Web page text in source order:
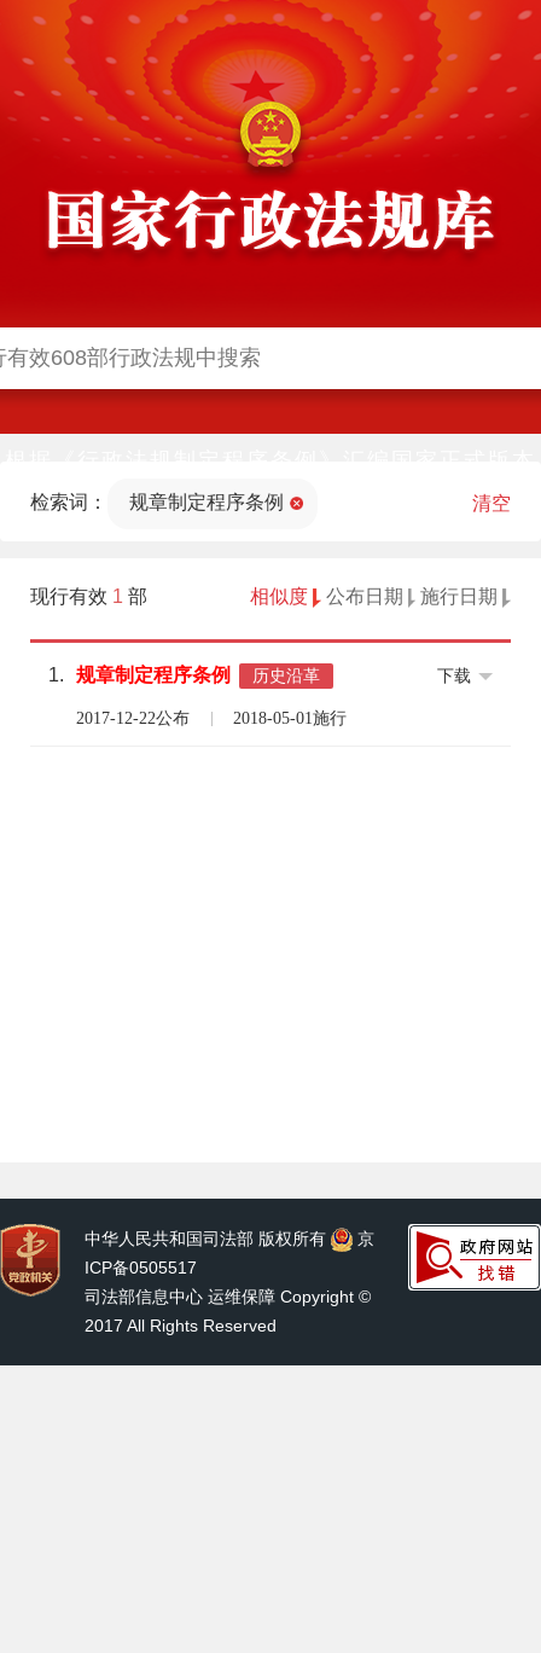
法部官网)同步公布
检索词： 规章制定程序条例 清空
现行有效 1 部 相似度 公布日期 施行日期
1. 规章制定程序条例 历史沿革
2017-12-22公布 2018-05-01施行
下载
中华人民共和国司法部 版权所有
京
ICP备0505517
司法部信息中心 运维保障 Copyright ©
2017 All Rights Reserved